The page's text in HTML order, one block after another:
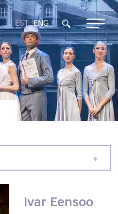
EST ENG
Ivar Eensoo